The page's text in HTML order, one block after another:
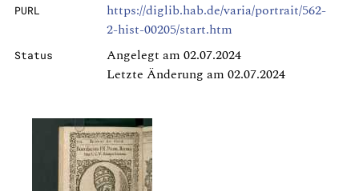
PURL
https://diglib.hab.de/varia/portrait/562-
2-hist-00205/start.htm
Status
Angelegt am 02.07.2024
Letzte Änderung am 02.07.2024